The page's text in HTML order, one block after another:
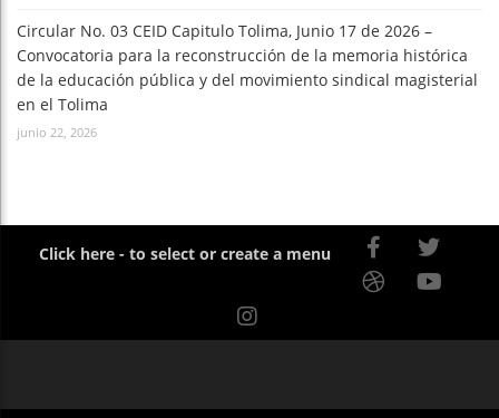
Circular No. 03 CEID Capitulo Tolima, Junio 17 de 2026 –
Convocatoria para la reconstrucción de la memoria histórica
de la educación pública y del movimiento sindical magisterial
en el Tolima
junio 22, 2026
Click here - to select or create a menu